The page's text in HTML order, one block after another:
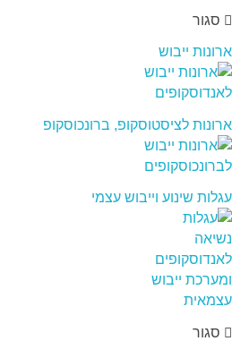
סגור
ארונות ייבוש
ארונות לציסטוסקופ, ברונכוסקופ
עגלות שינוע וייבוש עצמי
סגור